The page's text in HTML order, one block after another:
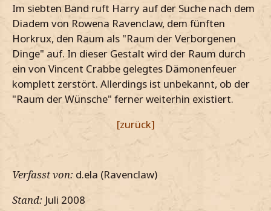
Im siebten Band ruft Harry auf der Suche nach dem
Diadem von Rowena Ravenclaw, dem fünften
Horkrux, den Raum als "Raum der Verborgenen
Dinge" auf. In dieser Gestalt wird der Raum durch
ein von Vincent Crabbe gelegtes Dämonenfeuer
komplett zerstört. Allerdings ist unbekannt, ob der
"Raum der Wünsche" ferner weiterhin existiert.
[zurück]
Verfasst von: d.ela (Ravenclaw)
Stand: Juli 2008